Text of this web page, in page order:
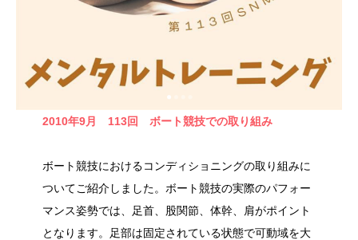
2010年9月 113回 ボート競技での取り組み
ボート競技におけるコンディショニングの取り組みに
ついてご紹介しました。ボート競技の実際のパフォー
マンス姿勢では、足首、股関節、体幹、肩がポイント
となります。足部は固定されている状態で可動域を大